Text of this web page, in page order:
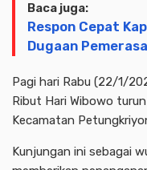
Baca juga:
Respon Cepat
Dugaan
Pagi hari Rabu (22/1/
Ribut Hari Wibowo
Kecamatan
Kunjungan ini sebagai